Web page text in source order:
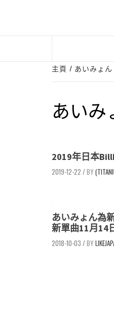
主頁 あいみょん
あいみ
2019年日本
2019-12-22 /
あいみょん為
新單曲11月14
2018-10-03 /